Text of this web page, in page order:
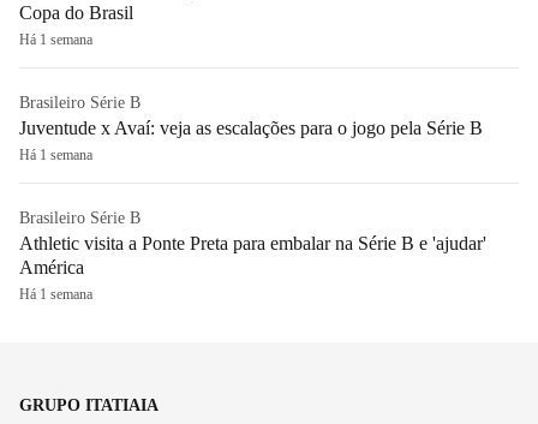
Copa do Brasil
Há 1 semana
Brasileiro Série B
Juventude x Avaí: veja as escalações para o jogo pela Série B
Há 1 semana
Brasileiro Série B
Athletic visita a Ponte Preta para embalar na Série B e 'ajudar'
América
Há 1 semana
GRUPO ITATIAIA